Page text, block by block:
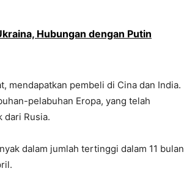
Hubungan dengan Putin
mendapatkan pembeli di Cina dan India.
pelabuhan Eropa, yang telah
dari Rusia.
dalam jumlah tertinggi dalam 11 bulan